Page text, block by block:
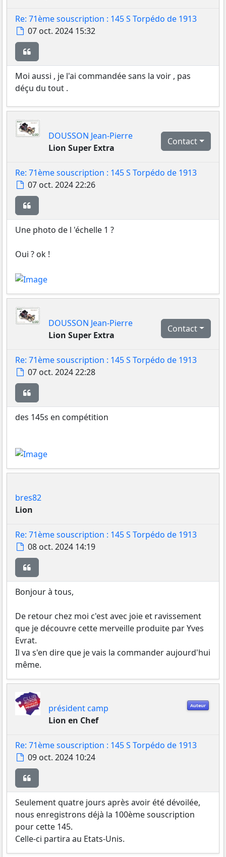
Re: 71ème souscription : 145 S Torpédo de 1913
Message
07 oct. 2024 15:32
Moi aussi , je l'ai commandée sans la voir , pas
déçu du tout .
DOUSSON Jean-Pierre
Lion Super Extra
Contact
Re: 71ème souscription : 145 S Torpédo de 1913
Message
07 oct. 2024 22:26
Une photo de l 'échelle 1 ?
Oui ? ok !
DOUSSON Jean-Pierre
Lion Super Extra
Contact
Re: 71ème souscription : 145 S Torpédo de 1913
Message
07 oct. 2024 22:28
des 145s en compétition
bres82
Lion
Re: 71ème souscription : 145 S Torpédo de 1913
Message
08 oct. 2024 14:19
Bonjour à tous,
De retour chez moi c'est avec joie et ravissement
que je découvre cette merveille produite par Yves
Evrat.
Il va s'en dire que je vais la commander aujourd'hui
même.
Auteur
président camp
Lion en Chef
Re: 71ème souscription : 145 S Torpédo de 1913
Message
09 oct. 2024 10:24
Seulement quatre jours après avoir été dévoilée,
nous enregistrons déjà la 100ème souscription
pour cette 145.
Celle-ci partira au Etats-Unis.